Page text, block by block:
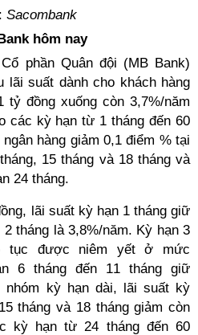
Sacombank
hôm nay
phần Quân đội (MB Bank)
lãi suất dành cho khách hàng
đồng xuống còn 3,7%/năm
các kỳ hạn từ 1 tháng đến 60
hàng giảm 0,1 điểm % tại
15 tháng và 18 tháng và
24 tháng.
lãi suất kỳ hạn 1 tháng giữ
tháng là 3,8%/năm. Kỳ hạn 3
tục được niêm yết ở mức
6 tháng đến 11 tháng giữ
nhóm kỳ hạn dài, lãi suất kỳ
tháng và 18 tháng giảm còn
kỳ hạn từ 24 tháng đến 60